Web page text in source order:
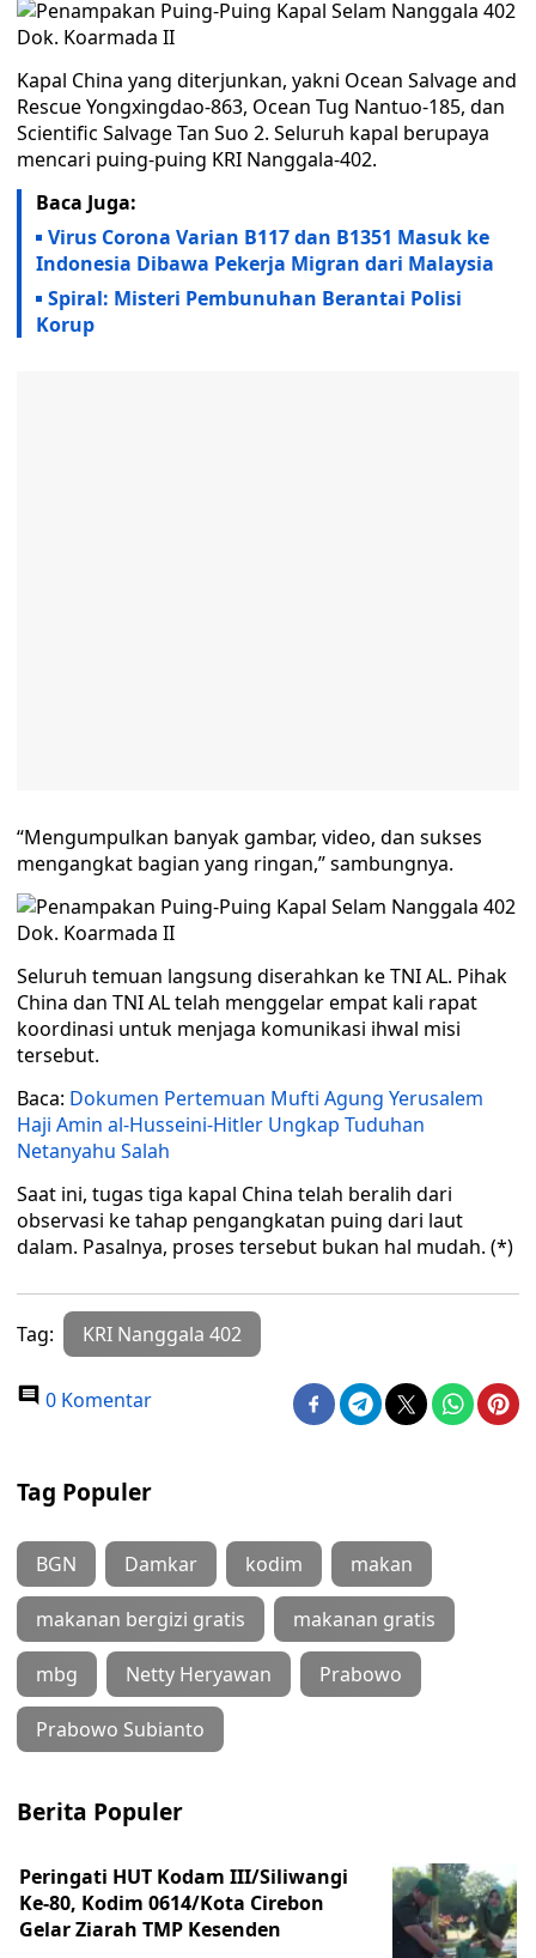
Dok. Koarmada II
Kapal China yang diterjunkan, yakni Ocean Salvage and
Rescue Yongxingdao-863, Ocean Tug Nantuo-185, dan
Scientific Salvage Tan Suo 2. Seluruh kapal berupaya
mencari puing-puing KRI Nanggala-402.
Baca Juga:
Virus Corona Varian B117 dan B1351 Masuk ke
Indonesia Dibawa Pekerja Migran dari Malaysia
Spiral: Misteri Pembunuhan Berantai Polisi
Korup
“Mengumpulkan banyak gambar, video, dan sukses
mengangkat bagian yang ringan,” sambungnya.
Dok. Koarmada II
Seluruh temuan langsung diserahkan ke TNI AL. Pihak
China dan TNI AL telah menggelar empat kali rapat
koordinasi untuk menjaga komunikasi ihwal misi
tersebut.
Baca: Dokumen Pertemuan Mufti Agung Yerusalem
Haji Amin al-Husseini-Hitler Ungkap Tuduhan
Netanyahu Salah
Saat ini, tugas tiga kapal China telah beralih dari
observasi ke tahap pengangkatan puing dari laut
dalam. Pasalnya, proses tersebut bukan hal mudah. (*)
Tag: KRI Nanggala 402
0 Komentar
Tag Populer
BGN Damkar kodim makan
makanan bergizi gratis makanan gratis
mbg Netty Heryawan Prabowo
Prabowo Subianto
Berita Populer
Peringati HUT Kodam III/Siliwangi
Ke-80, Kodim 0614/Kota Cirebon
Gelar Ziarah TMP Kesenden